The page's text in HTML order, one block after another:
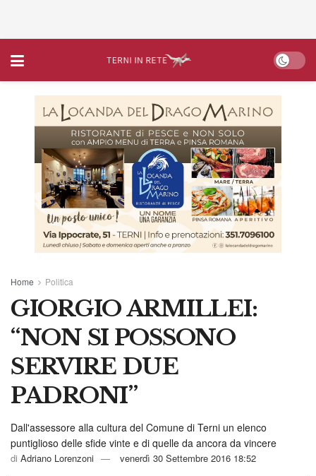
Home Politica
GIORGIO ARMILLEI:
“NON SI POSSONO
SERVIRE DUE
PADRONI”
Dall'assessore alla cultura del Comune di Terni un elenco
puntiglioso delle sfide vinte e di quelle da ancora da vincere
di Adriano Lorenzoni venerdì 30 Settembre 2016 18:52